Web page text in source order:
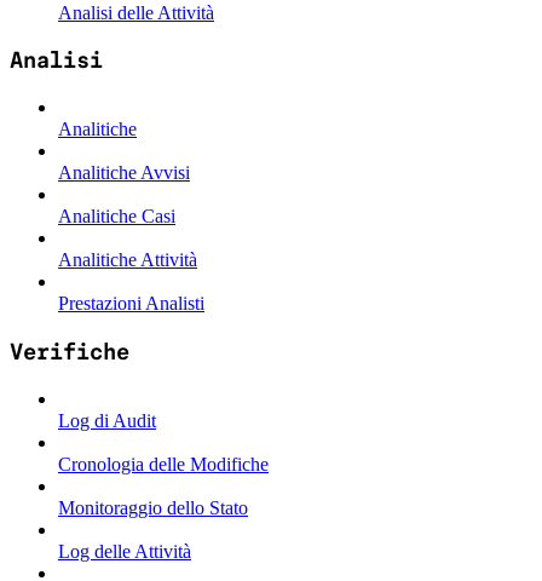
Analisi delle Attività
Analisi
Analitiche
Analitiche Avvisi
Analitiche Casi
Analitiche Attività
Prestazioni Analisti
Verifiche
Log di Audit
Cronologia delle Modifiche
Monitoraggio dello Stato
Log delle Attività